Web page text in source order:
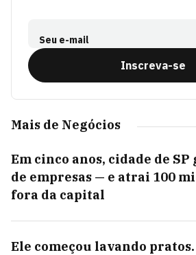
Seu e-mail
Inscreva-se
Mais de Negócios
Em cinco anos, cidade de
de empresas — e atrai 100
fora da capital
Ele começou lavando